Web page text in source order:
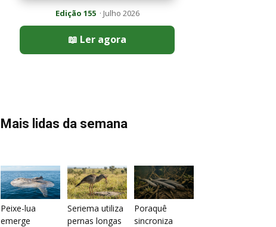
Edição 155· Julho 2026
📖 Ler agora
Mais lidas da semana
Peixe-lua
emerge
Seriema utiliza
pernas longas
Poraquê
sincroniza